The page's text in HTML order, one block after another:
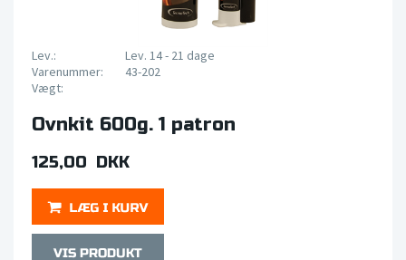
Lev.:
Lev. 14 - 21 dage
Varenummer:
43-202
Vægt:
Ovnkit 600g. 1 patron
125,00 DKK